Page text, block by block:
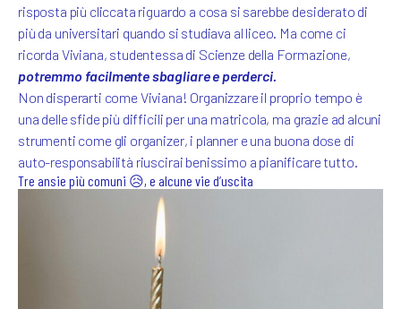
risposta più cliccata riguardo a cosa si sarebbe desiderato di
più da universitari quando si studiava al liceo. Ma come ci
ricorda Viviana, studentessa di Scienze della Formazione,
potremmo facilmente sbagliare e perderci.
Non disperarti come Viviana! Organizzare il proprio tempo è
una delle sfide più difficili per una matricola, ma grazie ad alcuni
strumenti come gli organizer, i planner e una buona dose di
auto-responsabilità riuscirai benissimo a pianificare tutto.
Tre ansie più comuni 😥, e alcune vie d’uscita